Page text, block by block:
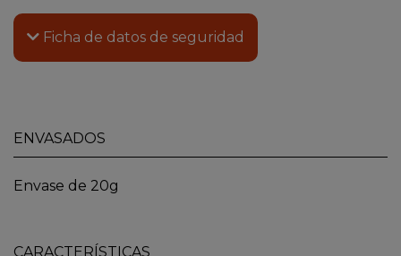
Ficha de datos de seguridad
ENVASADOS
Envase de 20g
CARACTERÍSTICAS